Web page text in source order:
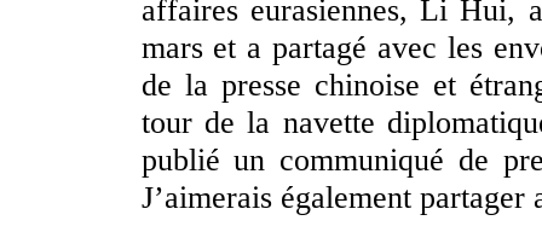
affaires eurasiennes, Li Hui,
mars et a partagé avec les
de la presse chinoise et
tour de la navette
publié un communiqué de
J’aimerais également